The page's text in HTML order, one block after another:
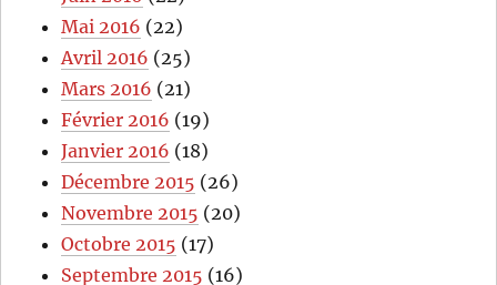
Mai 2016 (22)
Avril 2016 (25)
Mars 2016 (21)
Février 2016 (19)
Janvier 2016 (18)
Décembre 2015 (26)
Novembre 2015 (20)
Octobre 2015 (17)
Septembre 2015 (16)